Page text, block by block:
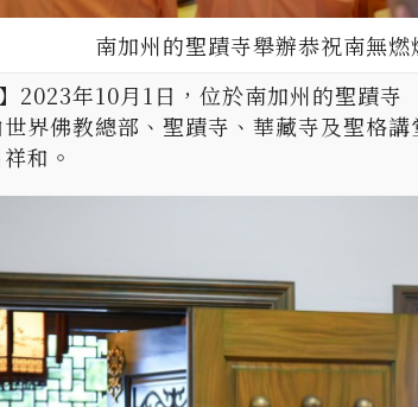
南加州的聖蹟寺舉辦恭祝南無
】2023年10月1日，位於南加州的聖
界佛教總部、聖蹟寺、華藏寺及聖格
和。